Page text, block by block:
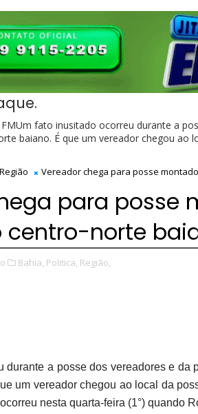
fato inusitado ocorreu durante a
baiano. É que um vereador chegou ao
Região Vereador chega para posse
para posse
centro-norte
Bahia, Politica, Região,
durante a posse dos vereadores e da
um vereador chegou ao local da
nesta quarta-feira (1°) quando